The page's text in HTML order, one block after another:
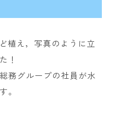
植え，写真のように立
！
務グループの社員が水
。